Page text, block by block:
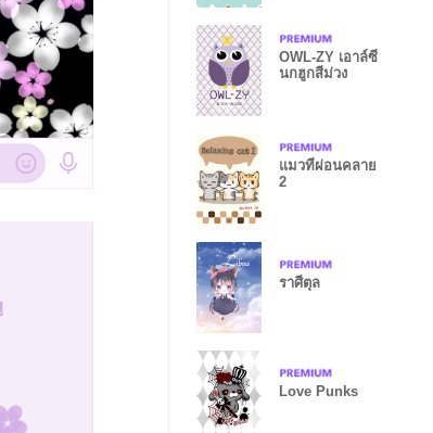
OWL-ZY เอาล์ซี่
นกฮูกสีม่วง
แมวที่ผ่อนคลาย
2
ราศีตุล
Love Punks